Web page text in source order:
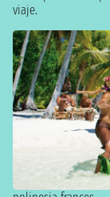
viaje.